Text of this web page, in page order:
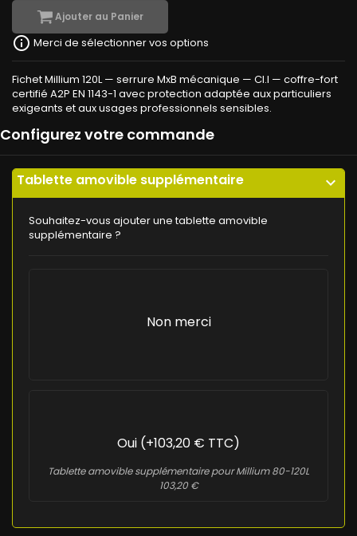
Ajouter au Panier
info_outline Merci de sélectionner vos options
Fichet Millium 120L — serrure MxB mécanique — Cl.I — coffre-fort
certifié A2P EN 1143-1 avec protection adaptée aux particuliers
exigeants et aux usages professionnels sensibles.
Configurez votre commande
Tablette amovible supplémentaire expand_more
Souhaitez-vous ajouter une tablette amovible
supplémentaire ?
Non merci
Oui (+103,20 € TTC)
Tablette amovible supplémentaire pour Millium 80-120L
103,20 €